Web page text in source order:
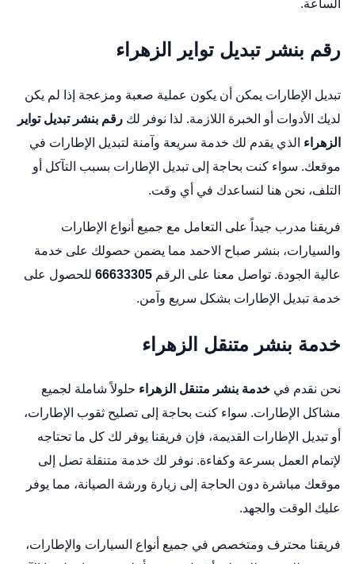
الساعة.
رقم بنشر تبديل تواير الزهراء
تبديل الإطارات يمكن أن يكون عملية صعبة ومزعجة إذا لم يكن
لديك الأدوات أو الخبرة اللازمة. لذا نوفر لك رقم بنشر تبديل تواير
الزهراء الذي يقدم لك خدمة سريعة وآمنة لتبديل الإطارات في
موقعك. سواء كنت بحاجة إلى تبديل الإطارات بسبب التآكل أو
التلف، نحن هنا لنساعدك في أي وقت.
فريقنا مدرب جيداً على التعامل مع جميع أنواع الإطارات
والسيارات، بنشر صباح الاحمد مما يضمن حصولك على خدمة
عالية الجودة. تواصل معنا على الرقم 66633305للحصول على
خدمة تبديل الإطارات بشكل سريع وآمن.
خدمة بنشر متنقل الزهراء
نحن نقدم في خدمة بنشر متنقل الزهراء حلولاً شاملة لجميع
مشاكل الإطارات. سواء كنت بحاجة إلى تصليح ثقوب الإطارات،
أو تبديل الإطارات القديمة، فإن فريقنا يوفر لك كل ما تحتاجه
لإتمام العمل بسرعة وكفاءة. نوفر لك خدمة متنقلة تصل إلى
موقعك مباشرة دون الحاجة إلى زيارة ورشة الصيانة، مما يوفر
عليك الوقت والجهد.
فريقنا محترف ومتخصص في جميع أنواع السيارات والإطارات،